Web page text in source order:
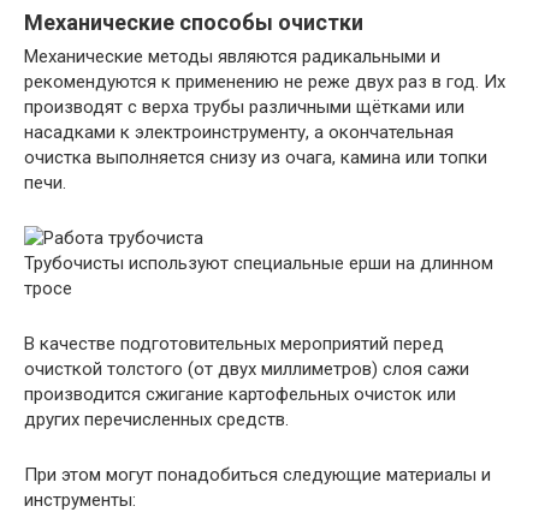
Механические способы очистки
Механические методы являются радикальными и
рекомендуются к применению не реже двух раз в год. Их
производят с верха трубы различными щётками или
насадками к электроинструменту, а окончательная
очистка выполняется снизу из очага, камина или топки
печи.
Трубочисты используют специальные ерши на длинном
тросе
В качестве подготовительных мероприятий перед
очисткой толстого (от двух миллиметров) слоя сажи
производится сжигание картофельных очисток или
других перечисленных средств.
При этом могут понадобиться следующие материалы и
инструменты: